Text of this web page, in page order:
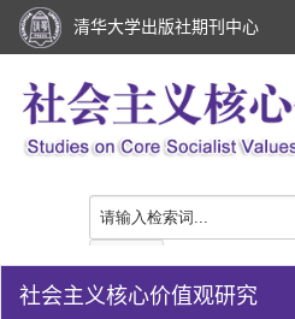
清华大学出版社期刊中心
社会主义核心价值观研究